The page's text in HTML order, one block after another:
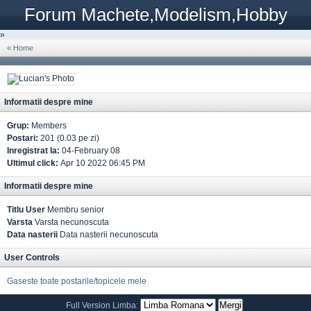
Forum Machete,Modelism,Hobby
»
« Home
Informatii despre mine
Grup: Members
Postari: 201 (0.03 pe zi)
Inregistrat la: 04-February 08
Ultimul click: Apr 10 2022 06:45 PM
Informatii despre mine
Titlu User Membru senior
Varsta Varsta necunoscuta
Data nasterii Data nasterii necunoscuta
User Controls
Gaseste toate postarile/topicele mele
Full Version Limba: